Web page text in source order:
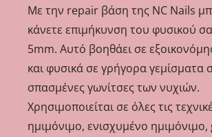
Με την repair βάση της NC Nails
κάνετε επιμήκυνση του φυσικού
5mm. Αυτό βοηθάει σε
και φυσικά σε γρήγορα γεμίσματα
σπασμένες γωνίτσες των νυχιών.
Χρησιμοποιείται σε όλες τις
ημιμόνιμο, ενισχυμένο ημιμόνιμο,